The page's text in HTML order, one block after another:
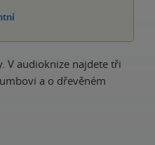
V audioknize najdete tři
a o dřevěném